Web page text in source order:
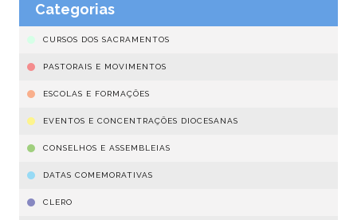
Categorias
CURSOS DOS SACRAMENTOS
PASTORAIS E MOVIMENTOS
ESCOLAS E FORMAÇÕES
EVENTOS E CONCENTRAÇÕES DIOCESANAS
CONSELHOS E ASSEMBLEIAS
DATAS COMEMORATIVAS
CLERO